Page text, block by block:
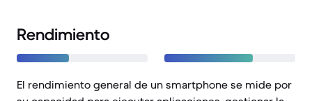
Rendimiento
El rendimiento general de un smartphone se mide por